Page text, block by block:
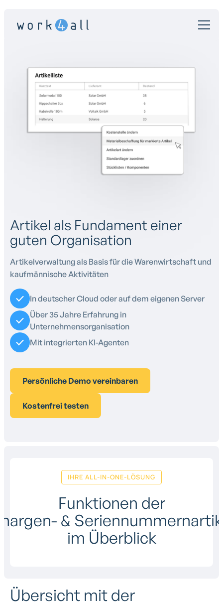
Artikel als Fundament einer
guten Organisation
Artikelverwaltung als Basis für die Warenwirtschaft und
kaufmännische Aktivitäten
In deutscher Cloud oder auf dem eigenen Server
Über 35 Jahre Erfahrung in
Unternehmensorganisation
Mit integrierten KI-Agenten
Persönliche Demo vereinbaren
Kostenfrei testen
IHRE ALL-IN-ONE-LÖSUNG
Funktionen der
&
im Überblick
Übersicht mit der